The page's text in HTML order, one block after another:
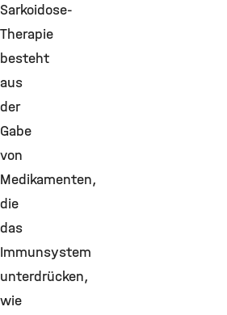
Sarkoidose-
Therapie
besteht
aus
der
Gabe
von
Medikamenten,
die
das
Immunsystem
unterdrücken,
wie